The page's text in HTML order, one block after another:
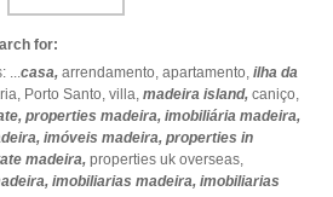
for:
...casa, arrendamento, apartamento, ilha da
Porto Santo, villa, madeira island, caniço,
properties madeira, imobiliária madeira,
imóveis madeira, properties in
madeira, properties uk overseas,
imobiliarias madeira, imobiliarias